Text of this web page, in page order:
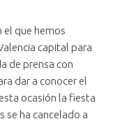
el que hemos
capital para
de prensa con
dar a conocer el
ocasión la fiesta
se ha cancelado a